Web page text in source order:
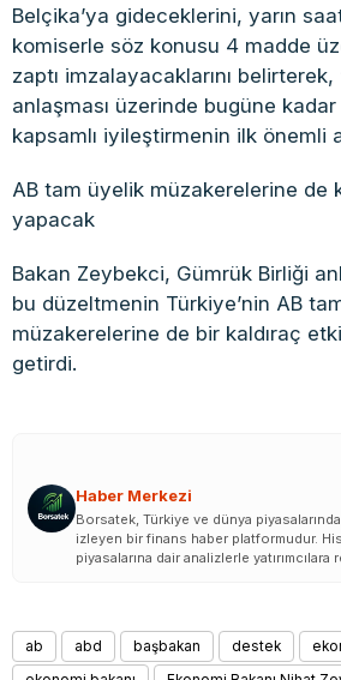
Belçika’ya gideceklerini, yarın
komiserle söz konusu 4 madde
zaptı imzalayacaklarını
anlaşması üzerinde bugüne
kapsamlı iyileştirmenin ilk önemli
AB tam üyelik müzakerelerine de
yapacak
Bakan Zeybekci, Gümrük Birliği
bu düzeltmenin Türkiye’nin AB
müzakerelerine de bir kaldıraç
getirdi.
Haber Merkezi
Borsatek, Türkiye ve dünya
izleyen bir finans haber platformudur.
piyasalarına dair analizlerle yatırımcılara
ab abd başbakan destek